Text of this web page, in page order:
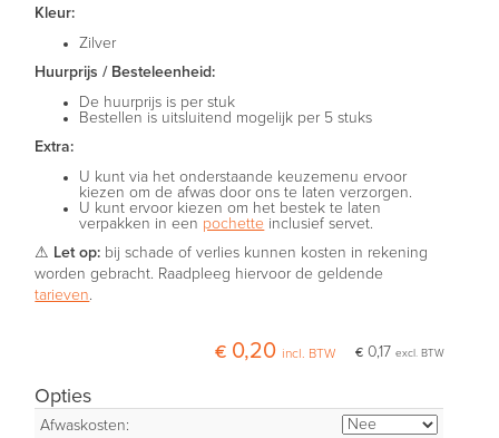
Kleur:
Zilver
Huurprijs / Besteleenheid:
De huurprijs is per stuk
Bestellen is uitsluitend mogelijk per 5 stuks
Extra:
U kunt via het onderstaande keuzemenu ervoor
kiezen om de afwas door ons te laten verzorgen.
U kunt ervoor kiezen om het bestek te laten
verpakken in een pochette inclusief servet.
⚠ Let op: bij schade of verlies kunnen kosten in rekening
worden gebracht. Raadpleeg hiervoor de geldende
tarieven.
€ 0,17 excl. BTW
€ 0,20 incl. BTW
Opties
Afwaskosten: